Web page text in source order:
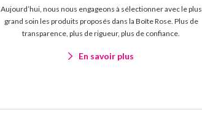
Aujourd’hui, nous nous engageons à sélectionner avec le plus
grand soin les produits proposés dans la Boîte Rose. Plus de
transparence, plus de rigueur, plus de confiance.
En savoir plus